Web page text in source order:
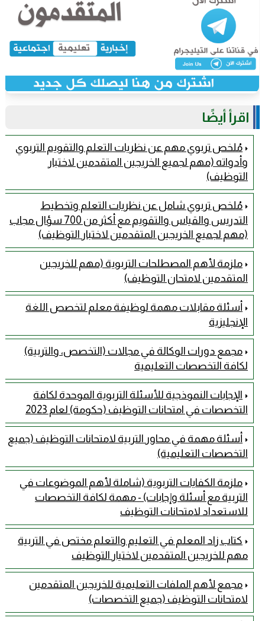
اقرأ أيضًا
مُلخص تربوي مهم عن نظريات التعلم والتقويم التربوي
وأدواته (مهم لجميع الخريجين المتقدمين لاختبار
التوظيف)
مُلخص تربوي شامل عن نظريات التعلم وتخطيط
التدريس والقياس والتقويم مع أكثر من 700 سؤال مجاب
(مهم لجميع الخريجين المتقدمين لاختبار التوظيف)
ملزمة لأهم المصطلحات التربوية (مهم للخريجين
المتقدمين لامتحان التوظيف)
أسئلة مقابلات مهمة لوظيفة معلم لتخصص اللغة
الإنجليزية
مجمع دورات الوكالة في مجالات (التخصص، والتربية)
لكافة التخصصات التعليمية
الإجابات النموذجية للأسئلة التربوية الموحدة لكافة
التخصصات في امتحانات التوظيف (حكومة) لعام 2023
أسئلة مهمة في محاور التربية لامتحانات التوظيف (جميع
التخصصات التعليمية)
ملزمة الكفايات التربوية (شاملة لأهم الموضوعات في
التربية مع أسئلة وإجابات) - مهمة لكافة التخصصات
للاستعداد لامتحانات التوظيف
كتاب زاد المعلم في التعليم والتعلم مختص في التربية
مهم للخريجين المتقدمين لاختيار التوظيف
مجمع لأهم الملفات التعليمية للخريجين المتقدمين
لامتحانات التوظيف (جميع التخصصات)